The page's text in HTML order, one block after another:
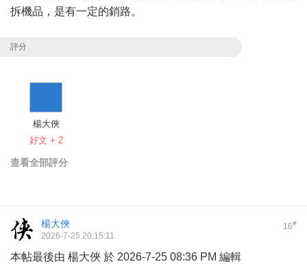
拆機品，是有一定的銷路。
評分
楊大俠
好文 + 2
查看全部評分
16#
楊大俠
2026-7-25 20:15:11
本帖最後由 楊大俠 於 2026-7-25 08:36 PM 編輯